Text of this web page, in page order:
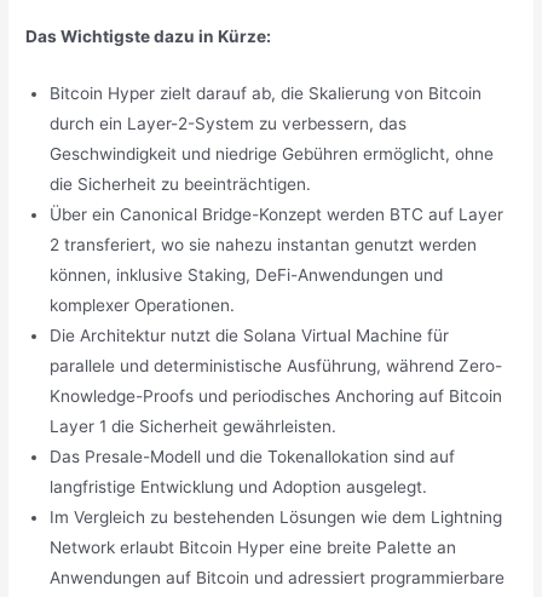
Das Wichtigste dazu in Kürze:
Bitcoin Hyper zielt darauf ab, die Skalierung von Bitcoin
durch ein Layer-2-System zu verbessern, das
Geschwindigkeit und niedrige Gebühren ermöglicht, ohne
die Sicherheit zu beeinträchtigen.
Über ein Canonical Bridge-Konzept werden BTC auf Layer
2 transferiert, wo sie nahezu instantan genutzt werden
können, inklusive Staking, DeFi-Anwendungen und
komplexer Operationen.
Die Architektur nutzt die Solana Virtual Machine für
parallele und deterministische Ausführung, während Zero-
Knowledge-Proofs und periodisches Anchoring auf Bitcoin
Layer 1 die Sicherheit gewährleisten.
Das Presale-Modell und die Tokenallokation sind auf
langfristige Entwicklung und Adoption ausgelegt.
Im Vergleich zu bestehenden Lösungen wie dem Lightning
Network erlaubt Bitcoin Hyper eine breite Palette an
Anwendungen auf Bitcoin und adressiert programmierbare